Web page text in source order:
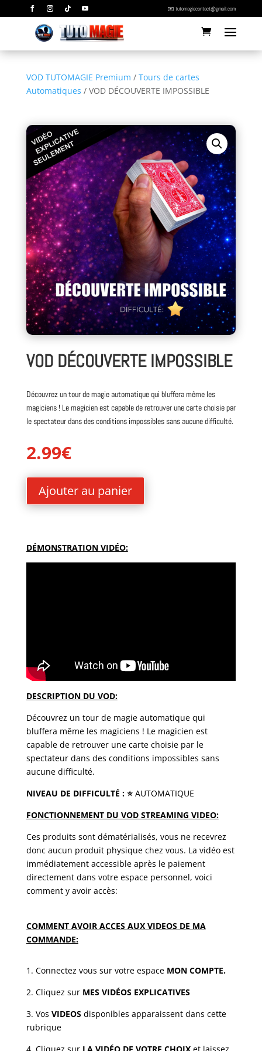
✉️ tutomagiecontact@gmail.com
VOD TUTOMAGIE Premium / Tours de cartes
Automatiques / VOD DÉCOUVERTE IMPOSSIBLE
VOD DÉCOUVERTE IMPOSSIBLE
Découvrez un tour de magie automatique qui bluffera même les
magiciens ! Le magicien est capable de retrouver une carte choisie par
le spectateur dans des conditions impossibles sans aucune difficulté.
2.99€
Ajouter au panier
DÉMONSTRATION VIDÉO:
DESCRIPTION DU VOD:
Découvrez un tour de magie automatique qui
bluffera même les magiciens ! Le magicien est
capable de retrouver une carte choisie par le
spectateur dans des conditions impossibles sans
aucune difficulté.
NIVEAU DE DIFFICULTÉ : ⭐️ AUTOMATIQUE
FONCTIONNEMENT DU VOD STREAMING VIDEO:
Ces produits sont dématérialisés, vous ne recevrez
donc aucun produit physique chez vous. La vidéo est
immédiatement accessible après le paiement
directement dans votre espace personnel, voici
comment y avoir accès:
COMMENT AVOIR ACCES AUX VIDEOS DE MA
COMMANDE:
1. Connectez vous sur votre espace MON COMPTE.
2. Cliquez sur MES VIDÉOS EXPLICATIVES
3. Vos VIDEOSdisponibles apparaissent dans cette
rubrique